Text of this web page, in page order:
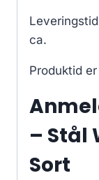
ca.
Produktid er
– Stål
Sort